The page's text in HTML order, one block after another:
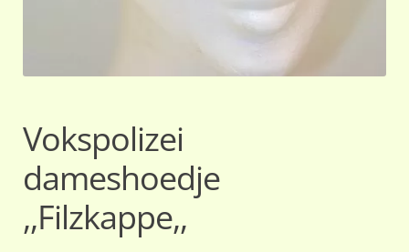
Vokspolizei
dameshoedje
,,Filzkappe,,